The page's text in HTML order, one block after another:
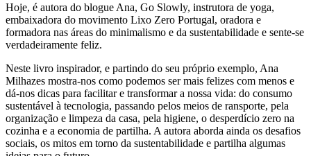
Hoje, é autora do blogue Ana, Go Slowly, instrutora de yoga,
embaixadora do movimento Lixo Zero Portugal, oradora e
formadora nas áreas do minimalismo e da sustentabilidade e sente-se
verdadeiramente feliz.
Neste livro inspirador, e partindo do seu próprio exemplo, Ana
Milhazes mostra-nos como podemos ser mais felizes com menos e
dá-nos dicas para facilitar e transformar a nossa vida: do consumo
sustentável à tecnologia, passando pelos meios de ransporte, pela
organização e limpeza da casa, pela higiene, o desperdício zero na
cozinha e a economia de partilha. A autora aborda ainda os desafios
sociais, os mitos em torno da sustentabilidade e partilha algumas